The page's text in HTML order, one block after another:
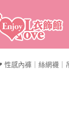
性感內褲｜絲網襪｜